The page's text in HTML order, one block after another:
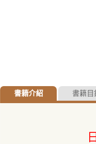
書籍介紹 書籍目